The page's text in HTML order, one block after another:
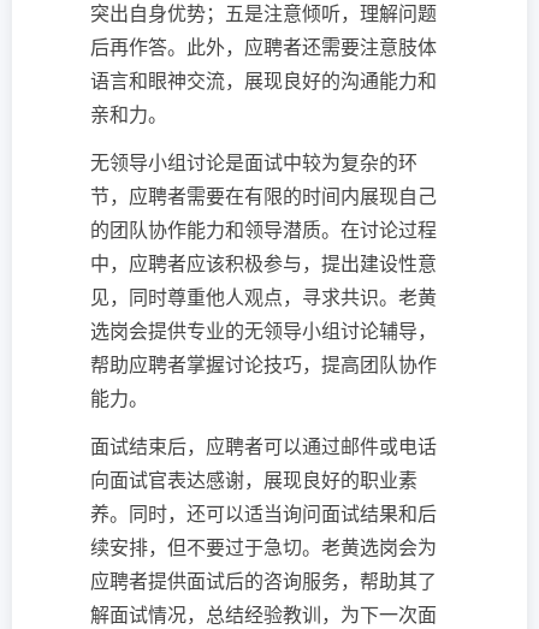
突出自身优势；五是注意倾听，理解问题
后再作答。此外，应聘者还需要注意肢体
语言和眼神交流，展现良好的沟通能力和
亲和力。
无领导小组讨论是面试中较为复杂的环
节，应聘者需要在有限的时间内展现自己
的团队协作能力和领导潜质。在讨论过程
中，应聘者应该积极参与，提出建设性意
见，同时尊重他人观点，寻求共识。老黄
选岗会提供专业的无领导小组讨论辅导，
帮助应聘者掌握讨论技巧，提高团队协作
能力。
面试结束后，应聘者可以通过邮件或电话
向面试官表达感谢，展现良好的职业素
养。同时，还可以适当询问面试结果和后
续安排，但不要过于急切。老黄选岗会为
应聘者提供面试后的咨询服务，帮助其了
解面试情况，总结经验教训，为下一次面